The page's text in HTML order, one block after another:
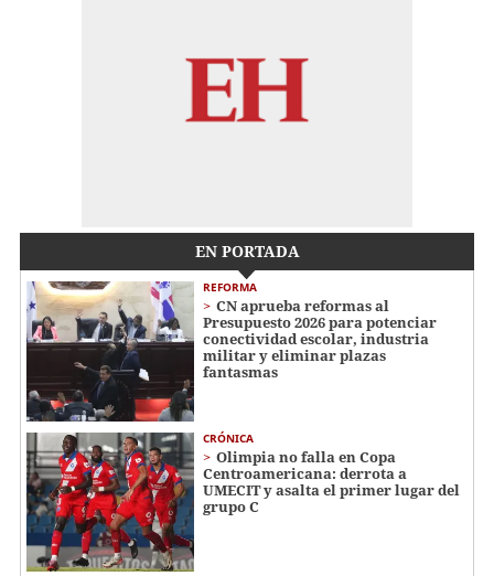
EN PORTADA
REFORMA
CN aprueba reformas al
Presupuesto 2026 para potenciar
conectividad escolar, industria
militar y eliminar plazas
fantasmas
CRÓNICA
Olimpia no falla en Copa
Centroamericana: derrota a
UMECIT y asalta el primer lugar del
grupo C